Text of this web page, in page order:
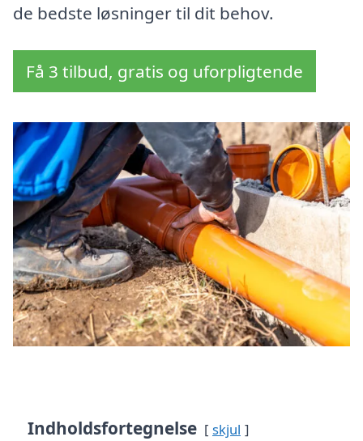
de bedste løsninger til dit behov.
Få 3 tilbud, gratis og uforpligtende
Indholdsfortegnelse skjul